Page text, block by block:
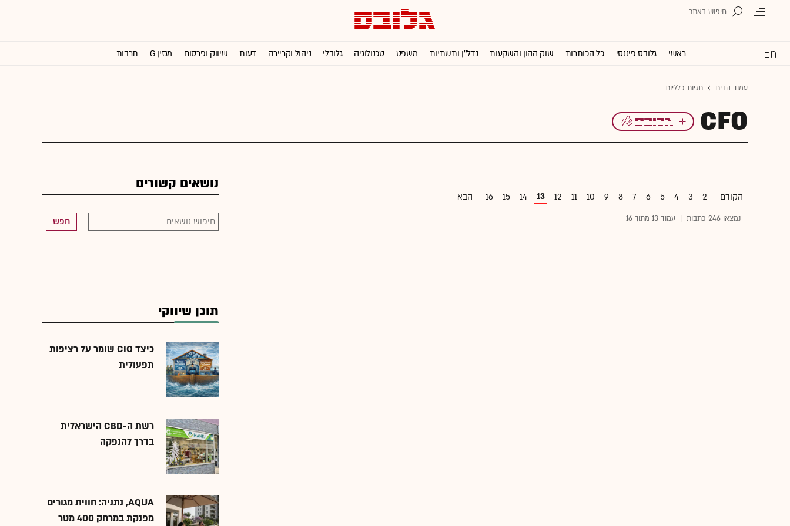
ראשי גלובס פיננסי כל הכותרות שוק ההון והשקעות נדל''ן ותשתיות משפט טכנולוגיה גלובלי ניהול וקריירה דעות שיווק ופרסום מגזין G תרבות
עמוד הבית תגיות כלליות
CFO
הקודם 2
3
4
5
6
7
8
9
10
11
12
13
14
15
16 הבא
נמצאו 246 כתבות | עמוד 13 מתוך 16
נושאים קשורים
חפש
תוכן שיווקי
כיצד CIO שומר על רציפות
תפעולית
רשת ה-CBD הישראלית
בדרך להנפקה
AQUA, נתניה: חווית מגורים
מפנקת במרחק 400 מטר